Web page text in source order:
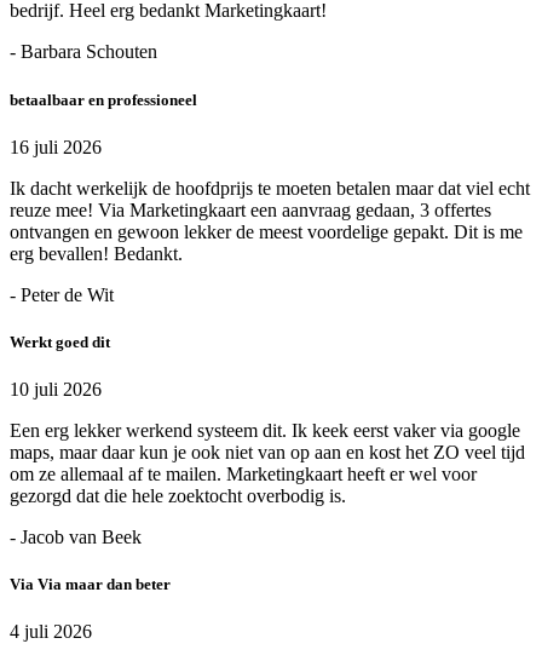
bedrijf. Heel erg bedankt Marketingkaart!
- Barbara Schouten
betaalbaar en professioneel
16 juli 2026
Ik dacht werkelijk de hoofdprijs te moeten betalen maar dat viel echt
reuze mee! Via Marketingkaart een aanvraag gedaan, 3 offertes
ontvangen en gewoon lekker de meest voordelige gepakt. Dit is me
erg bevallen! Bedankt.
- Peter de Wit
Werkt goed dit
10 juli 2026
Een erg lekker werkend systeem dit. Ik keek eerst vaker via google
maps, maar daar kun je ook niet van op aan en kost het ZO veel tijd
om ze allemaal af te mailen. Marketingkaart heeft er wel voor
gezorgd dat die hele zoektocht overbodig is.
- Jacob van Beek
Via Via maar dan beter
4 juli 2026